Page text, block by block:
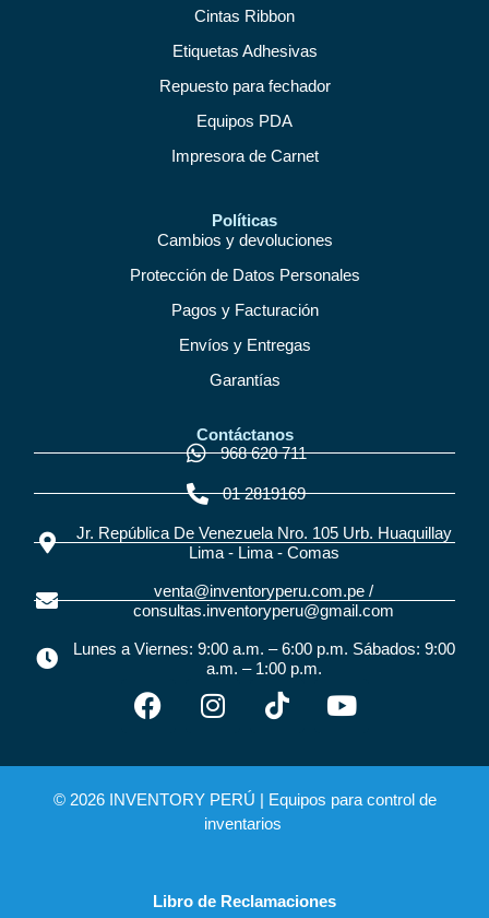
Cintas Ribbon
Etiquetas Adhesivas
Repuesto para fechador
Equipos PDA
Impresora de Carnet
Políticas
Cambios y devoluciones
Protección de Datos Personales
Pagos y Facturación
Envíos y Entregas
Garantías
Contáctanos
968 620 711
01 2819169
Jr. República De Venezuela Nro. 105 Urb. Huaquillay
Lima - Lima - Comas
venta@inventoryperu.com.pe /
consultas.inventoryperu@gmail.com
Lunes a Viernes: 9:00 a.m. – 6:00 p.m. Sábados: 9:00
a.m. – 1:00 p.m.
© 2026 INVENTORY PERÚ | Equipos para control de
inventarios
Libro de Reclamaciones